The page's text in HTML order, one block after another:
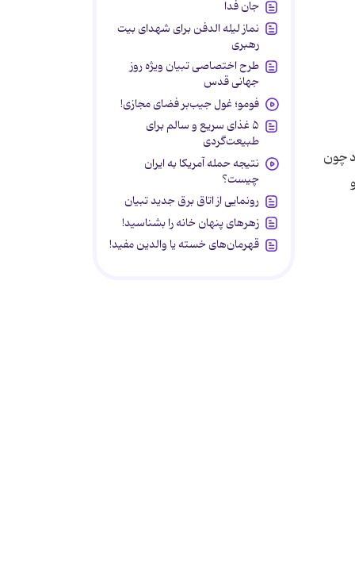
چون
جان فدا
نماز لیله الدفن برای شهدای بیت
رهبری
طرح اختصاصی تبیان ویژه روز
جهانی قدس
فومو؛ غول جیب‌بر فضای مجازی!
۵ غذای سریع و سالم برای
طبیعت‌گردی
نتیجه حمله آمریکا به ایران
چیست؟
رونمایی از اتاق برق جدید تبیان
زهرهای پنهان خانه را بشناسید!
قهرمان‌های خسته یا والدین مفید!